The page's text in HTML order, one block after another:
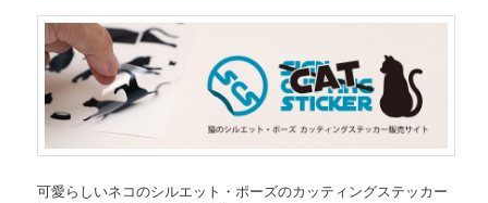
可愛らしいネコのシルエット・ポーズのカッティングステッカー